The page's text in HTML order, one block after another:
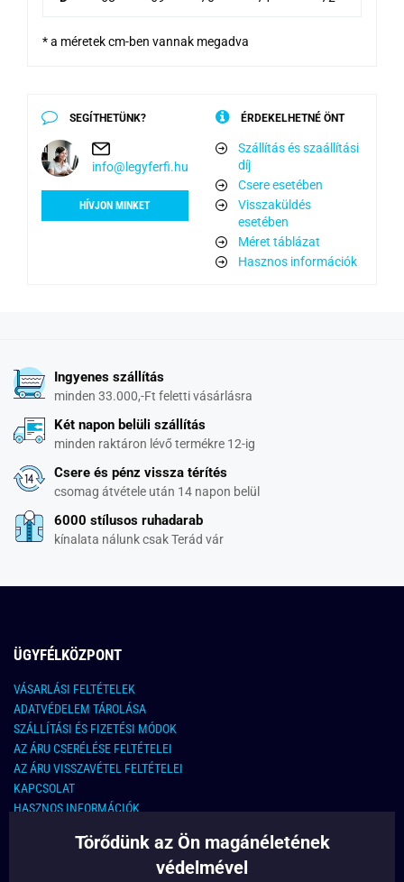
* a méretek cm-ben vannak megadva
SEGÍTHETÜNK?
info@legyferfi.hu
HÍVJON MINKET
ÉRDEKELHETNÉ ÖNT
Szállítás és szaállítási
díj
Csere esetében
Visszaküldés
esetében
Méret táblázat
Hasznos információk
Ingyenes szállítás
minden 33.000,-Ft feletti vásárlásra
Két napon belüli szállítás
minden raktáron lévő termékre 12-ig
Csere és pénz vissza térítés
csomag átvétele után 14 napon belül
6000 stílusos ruhadarab
kínalata nálunk csak Terád vár
ÜGYFÉLKÖZPONT
VÁSARLÁSI FELTÉTELEK
ADATVÉDELEM TÁROLÁSA
SZÁLLÍTÁSI ÉS FIZETÉSI MÓDOK
AZ ÁRU CSERÉLÉSE FELTÉTELEI
AZ ÁRU VISSZAVÉTEL FELTÉTELEI
KAPCSOLAT
HASZNOS INFORMÁCIÓK
KAPCSOLATTörődünk az Ön magánéletének
védelmével